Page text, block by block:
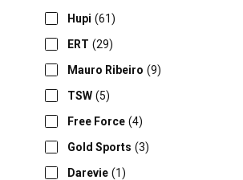
Hupi (61)
ERT (29)
Mauro Ribeiro (9)
TSW (5)
Free Force (4)
Gold Sports (3)
Darevie (1)